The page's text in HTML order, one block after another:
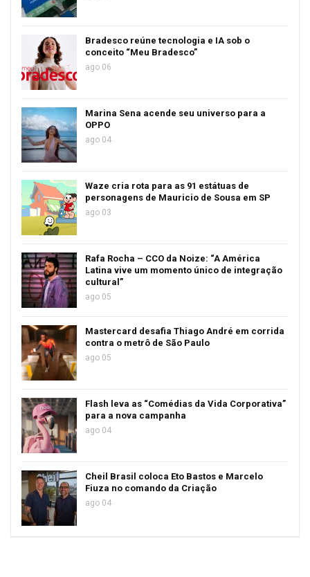
Bradesco reúne tecnologia e IA sob o
conceito “Meu Bradesco”
ago 06
Marina Sena acende seu universo para a
OPPO
ago 04
Waze cria rota para as 91 estátuas de
personagens de Mauricio de Sousa em SP
ago 03
Rafa Rocha – CCO da Noize: “A América
Latina vive um momento único de integração
cultural”
ago 05
Mastercard desafia Thiago André em corrida
contra o metrô de São Paulo
ago 05
Flash leva as “Comédias da Vida Corporativa”
para a nova campanha
ago 04
Cheil Brasil coloca Eto Bastos e Marcelo
Fiuza no comando da Criação
ago 04